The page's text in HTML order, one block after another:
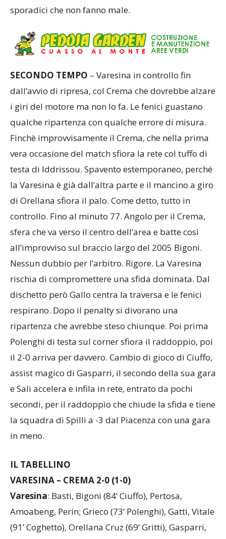
sporadici che non fanno male.
SECONDO TEMPO – Varesina in controllo fin
dall’avvio di ripresa, col Crema che dovrebbe alzare
i giri del motore ma non lo fa. Le fenici guastano
qualche ripartenza con qualche errore di misura.
Finchè improvvisamente il Crema, che nella prima
vera occasione del match sfiora la rete col tuffo di
testa di Iddrissou. Spavento estemporaneo, perché
la Varesina è già dall’altra parte e il mancino a giro
di Orellana sfiora il palo. Come detto, tutto in
controllo. Fino al minuto 77. Angolo per il Crema,
sfera che va verso il centro dell’area e batte così
all’improvviso sul braccio largo del 2005 Bigoni.
Nessun dubbio per l’arbitro. Rigore. La Varesina
rischia di compromettere una sfida dominata. Dal
dischetto però Gallo centra la traversa e le fenici
respirano. Dopo il penalty si divorano una
ripartenza che avrebbe steso chiunque. Poi prima
Polenghi di testa sul corner sfiora il raddoppio, poi
il 2-0 arriva per davvero. Cambio di gioco di Ciuffo,
assist magico di Gasparri, il secondo della sua gara
e Sali accelera e infila in rete, entrato da pochi
secondi, per il raddoppio che chiude la sfida e tiene
la squadra di Spilli a -3 dal Piacenza con una gara
in meno.
IL TABELLINO
VARESINA – CREMA 2-0 (1-0)
Varesina: Basti, Bigoni (84’ Ciuffo), Pertosa,
Amoabeng, Perin; Grieco (73’ Polenghi), Gatti, Vitale
(91’ Coghetto), Orellana Cruz (69’ Gritti), Gasparri,